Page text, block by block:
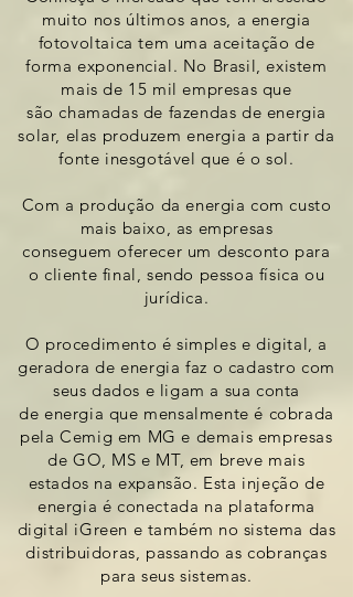
muito nos últimos anos, a energia
fotovoltaica tem uma aceitação de
forma exponencial. No Brasil, existem
maisde 15 mil empresas que
sãochamadas de fazendas de energia
solar, elas produzemenergia a partir da
fonte inesgotável que é o sol.
Com a produção da energia com custo
mais baixo, as empresas
conseguemoferecer um desconto para
o cliente final, sendo pessoa física ou
jurídica.
O procedimento é simples e digital, a
geradora de energiafaz o cadastro com
seus dados e ligam a sua conta
de energia que mensalmente é cobrada
pelaCemig em MG e demais empresas
de GO, MS e MT, em breve mais
estados na expansão. Esta injeção de
energia é conectada na plataforma
digital iGreen e também no sistema das
distribuidoras, passando as cobranças
para seus sistemas.